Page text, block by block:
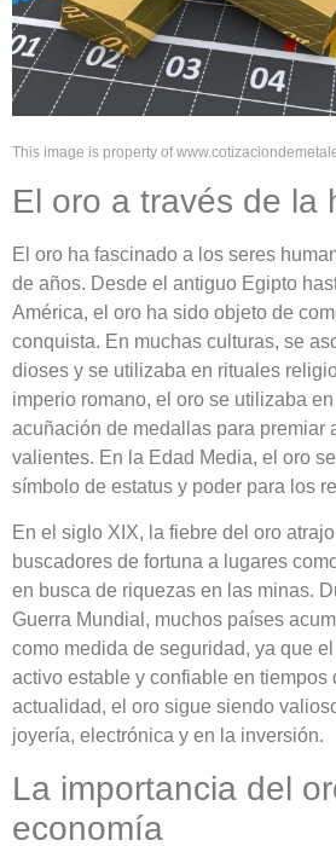
This image is property of
El oro a través de la
El oro ha fascinado a los seres
de años. Desde el antiguo Egipto
América, el oro ha sido objeto de
conquista. En muchas culturas, se
dioses y se utilizaba en rituales
imperio romano, el oro se utilizaba
acuñación de medallas para premiar
valientes. En la Edad Media, el oro
símbolo de estatus y poder para los
En el siglo XIX, la fiebre del oro
buscadores de fortuna a lugares
en busca de riquezas en las minas.
Guerra Mundial, muchos países
como medida de seguridad, ya que
activo estable y confiable en tiempos
actualidad, el oro sigue siendo
joyería, electrónica y en la inversión.
La importancia del
economía